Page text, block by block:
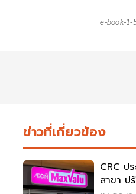
e-book-1-
ข่าวที่เกี่ยวข้อง
CRC ป
สาขา ป